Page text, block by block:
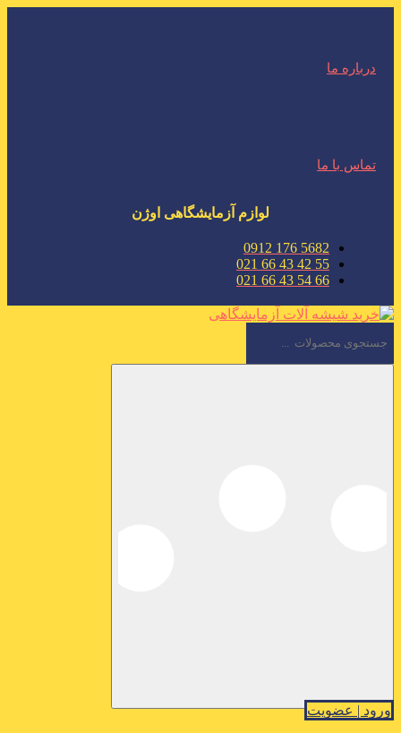
درباره ما
تماس با ما
لوازم آزمایشگاهی اوژن
5682 176 0912
55 42 43 66 021
66 54 43 66 021
ورود | عضویت